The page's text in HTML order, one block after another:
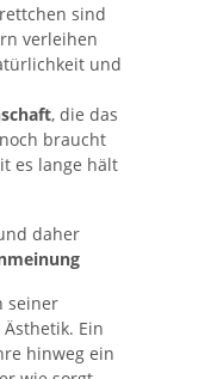
sind
verleihen
und
, die das
braucht
es lange hält
daher
seiner
Ein
hinweg ein